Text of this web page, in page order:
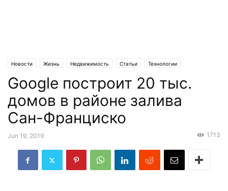
Новости Жизнь Недвижимость Статьи Технологии
Эксклюзив
Google построит 20 тыс.
домов в районе залива
Сан-Франциско
Jun 19, 2019 1713